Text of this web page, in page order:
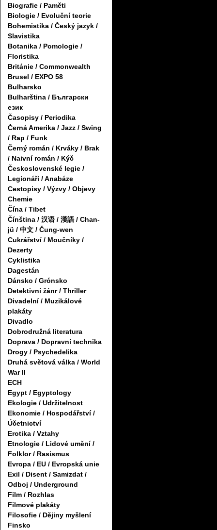
Biografie / Paměti
Biologie / Evoluční teorie
Bohemistika / Český jazyk /
Slavistika
Botanika / Pomologie /
Floristika
Británie / Commonwealth
Brusel / EXPO 58
Bulharsko
Bulharština / Български
език
Časopisy / Periodika
Černá Amerika / Jazz / Swing
/ Rap / Funk
Černý román / Krváky / Brak
/ Naivní román / Kýč
Československé legie /
Legionáři / Anabáze
Cestopisy / Výzvy / Objevy
Chemie
Čína / Tibet
Čínština / 汉语 / 漢語 / Chan-
jü / 中文 / Čung-wen
Cukrářství / Moučníky /
Dezerty
Cyklistika
Dagestán
Dánsko / Grónsko
Detektivní žánr / Thriller
Divadelní / Muzikálové
plakáty
Divadlo
Dobrodružná literatura
Doprava / Dopravní technika
Drogy / Psychedelika
Druhá světová válka / World
War II
ECH
Egypt / Egyptology
Ekologie / Udržitelnost
Ekonomie / Hospodářství /
Účetnictví
Erotika / Vztahy
Etnologie / Lidové umění /
Folklor / Rasismus
Evropa / EU / Evropská unie
Exil / Disent / Samizdat /
Odboj / Underground
Film / Rozhlas
Filmové plakáty
Filosofie / Dějiny myšlení
Finsko